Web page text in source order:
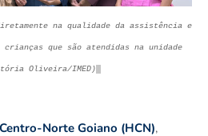
na qualidade da assistência e
que são atendidas na unidade
Oliveira/IMED)
Norte Goiano (HCN),